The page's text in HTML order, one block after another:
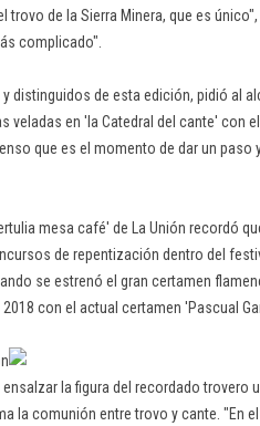
trovo de la Sierra Minera, que es
complicado".
distinguidos de esta edición, pidió al
veladas en 'la Catedral del cante' con
que es el momento de dar un paso
mesa café' de La Unión recordó
de repentización dentro del
se estrenó el gran certamen
con el actual certamen 'Pascual
la figura del recordado trovero
la comunión entre trovo y cante. "En